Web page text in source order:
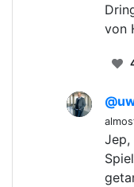
von
Jep,